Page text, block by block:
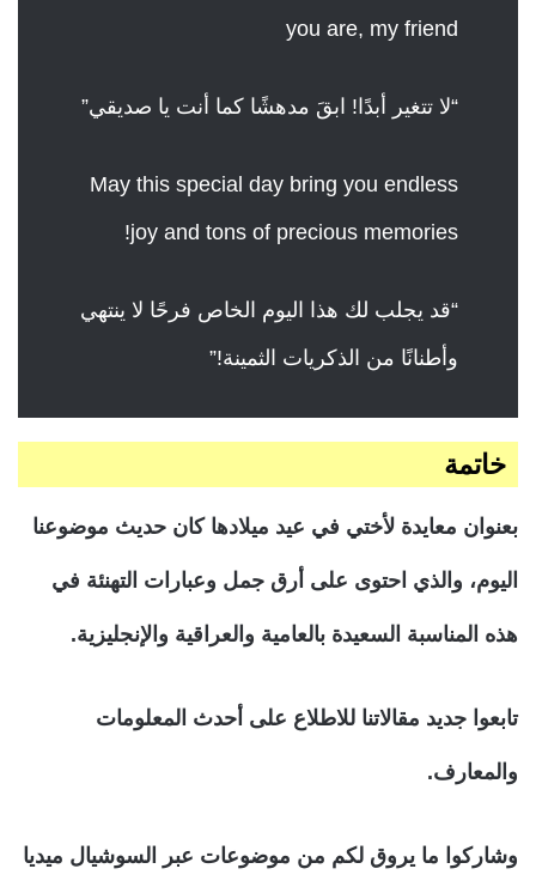
you are, my friend
“لا تتغير أبدًا! ابقَ مدهشًا كما أنت يا صديقي”
May this special day bring you endless
joy and tons of precious memories!
“قد يجلب لك هذا اليوم الخاص فرحًا لا ينتهي
وأطنانًا من الذكريات الثمينة!”
خاتمة
بعنوان معايدة لأختي في عيد ميلادها كان حديث موضوعنا
اليوم، والذي احتوى على أرق جمل وعبارات التهنئة في
هذه المناسبة السعيدة بالعامية والعراقية والإنجليزية.
تابعوا جديد مقالاتنا للاطلاع على أحدث المعلومات
والمعارف.
وشاركوا ما يروق لكم من موضوعات عبر السوشيال ميديا